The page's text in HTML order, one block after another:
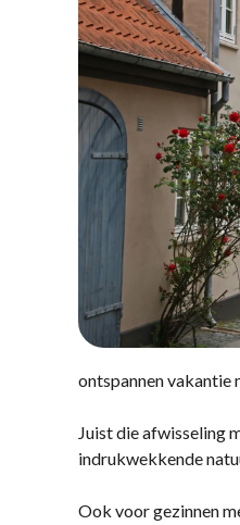
ontspannen vakantie
Juist die afwisseling
indrukwekkende
Ook voor gezinnen